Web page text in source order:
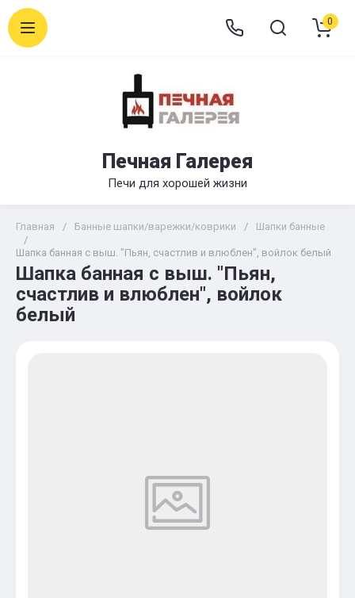
Печная Галерея
Печи для хорошей жизни
0
Главная / Банные шапки/варежки/коврики /
Шапки банные
/
Шапка банная с выш. "Пьян, счастлив и влюблен", войлок белый
Шапка банная с выш. "Пьян,
счастлив и влюблен", войлок
белый